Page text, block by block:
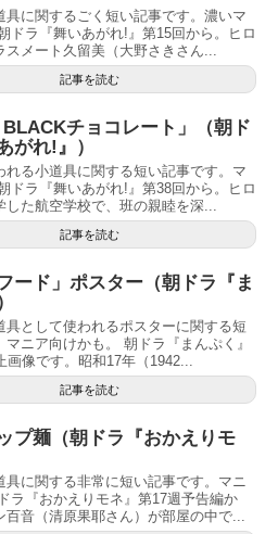
具に関するごく短い記事です。濃いマ
ドラ『舞いあがれ!』第15回から。ヒロ
スメート久留美（大野さきさん...
記事を読む
BLACKチョコレート」（朝ド
がれ!』）
れる小道具に関する短い記事です。マ
ドラ『舞いあがれ!』第38回から。ヒロ
した航空学校で、班の親睦を深...
記事を読む
ード」ポスター（朝ドラ『ま
具として使われるポスターに関する短
マニア向けかも。 朝ドラ『まんぷく』
画像です。昭和17年（1942...
記事を読む
プ麺（朝ドラ『おかえりモ
具に関する非常に短い記事です。マニ
ラ『おかえりモネ』第17週予告編か
百音（清原果耶さん）が部屋の中で...